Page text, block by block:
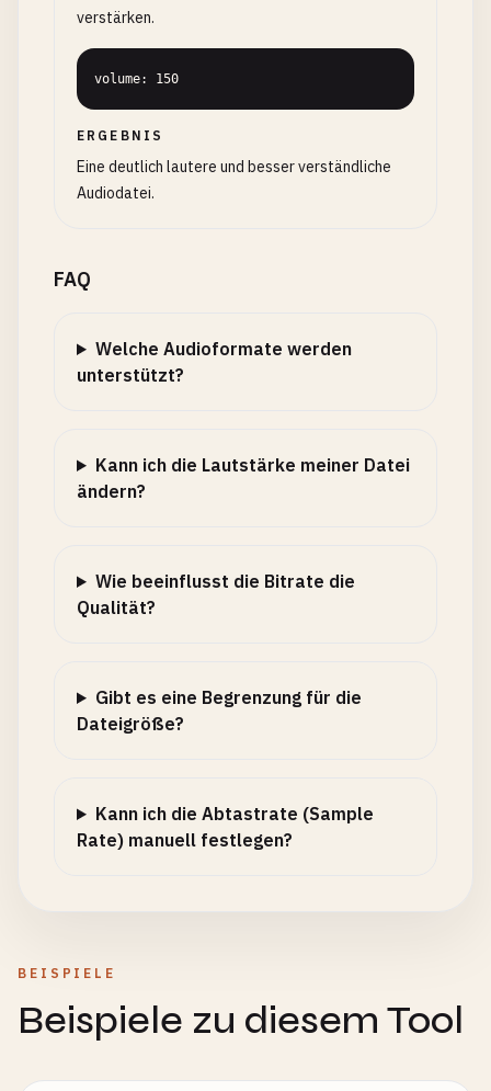
verstärken.
volume: 150
ERGEBNIS
Eine deutlich lautere und besser verständliche
Audiodatei.
FAQ
Welche Audioformate werden
unterstützt?
Kann ich die Lautstärke meiner Datei
ändern?
Wie beeinflusst die Bitrate die
Qualität?
Gibt es eine Begrenzung für die
Dateigröße?
Kann ich die Abtastrate (Sample
Rate) manuell festlegen?
BEISPIELE
Beispiele zu diesem Tool